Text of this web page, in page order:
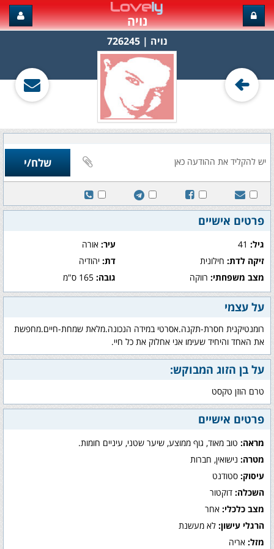
נויה
נויה‏ | 726245
פרטים אישיים
גיל: עיר:אורה
זיקה לדת: חילונית דת:יהודיה
מצב משפחתי: רווקה גובה:165 ס"מ
על עצמי
רומנטיקנית חסרת-תקנה.אסרטי במידה הנכונה.מלאת שמחת-חיים.מחפשת
את האחד והיחיד שעימו אני אחלוק את כל חיי.
על בן הזוג המבוקש:
טרם הוזן טקסט
פרטים אישיים
מראה: טוב מאוד, גוף ממוצע, שיער שטני, עיניים חומות.
מטרה: נישואין, חברות
עיסוק: סטודנט
השכלה: דוקטור
מצב כלכלי: אחר
הרגלי עישון: לא מעשנת
מזל: אריה